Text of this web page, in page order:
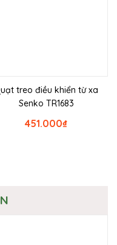
treo điều khiển từ xa
Senko TR1683
₫
451.000